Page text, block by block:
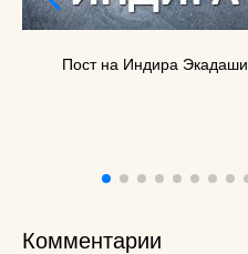
Пост на Индира Экадаши
Комментарии